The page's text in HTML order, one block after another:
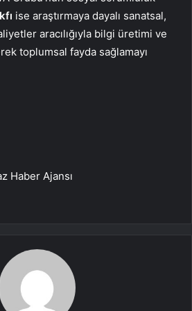
ise araştırmaya dayalı sanatsal,
aracılığıyla bilgi üretimi ve
toplumsal fayda sağlamayı
Haber Ajansı